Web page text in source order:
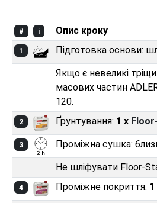
# i Опис кроку
1 Підготовка основи:
Якщо є невеликі
масових частин
120.
2 Ґрунтування: 1 x
3 Проміжна сушка:
Не шліфувати Floor-
4 Проміжне покриття: 1